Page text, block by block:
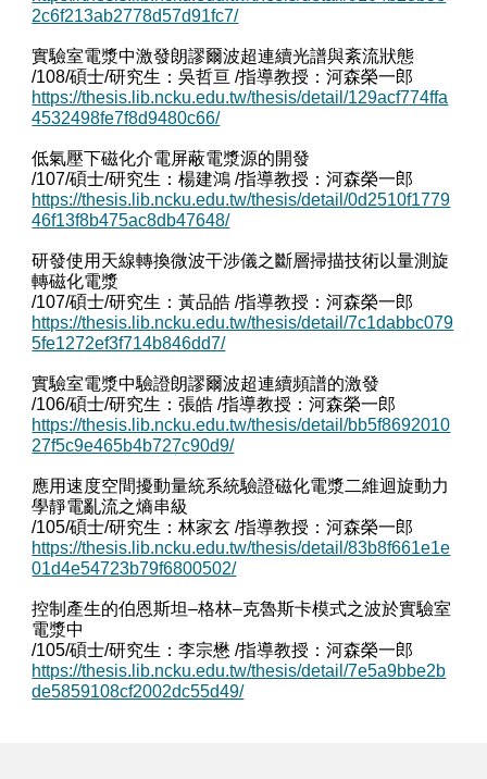
2c6f213ab2778d57d91fc7/
實驗室電漿中激發朗謬爾波超連續光譜與紊流狀態
/108/碩士/研究生：吳哲亘 /指導教授：河森榮一郎
https://thesis.lib.ncku.edu.tw/thesis/detail/129acf774ffa
4532498fe7f8d9480c66/
低氣壓下磁化介電屏蔽電漿源的開發
/107/碩士/研究生：楊建鴻 /指導教授：河森榮一郎
https://thesis.lib.ncku.edu.tw/thesis/detail/0d2510f1779
46f13f8b475ac8db47648/
研發使用天線轉換微波干涉儀之斷層掃描技術以量測旋
轉磁化電漿
/107/碩士/研究生：黃品皓 /指導教授：河森榮一郎
https://thesis.lib.ncku.edu.tw/thesis/detail/7c1dabbc079
5fe1272ef3f714b846dd7/
實驗室電漿中驗證朗謬爾波超連續頻譜的激發
/106/碩士/研究生：張皓 /指導教授：河森榮一郎
https://thesis.lib.ncku.edu.tw/thesis/detail/bb5f8692010
27f5c9e465b4b727c90d9/
應用速度空間擾動量統系統驗證磁化電漿二維迴旋動力
學靜電亂流之熵串級
/105/碩士/研究生：林家玄 /指導教授：河森榮一郎
https://thesis.lib.ncku.edu.tw/thesis/detail/83b8f661e1e
01d4e54723b79f6800502/
控制產生的伯恩斯坦–格林–克魯斯卡模式之波於實驗室
電漿中
/105/碩士/研究生：李宗懋 /指導教授：河森榮一郎
https://thesis.lib.ncku.edu.tw/thesis/detail/7e5a9bbe2b
de5859108cf2002dc55d49/